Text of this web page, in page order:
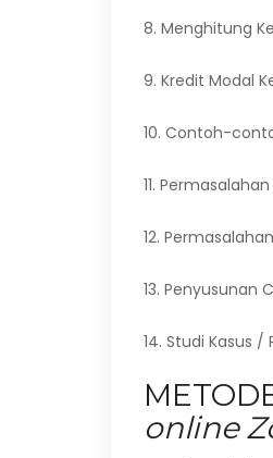
8. Menghitung
9. Kredit Modal
10. Contoh-
11.
12.
13. Penyusunan
14. Studi Kasus /
online